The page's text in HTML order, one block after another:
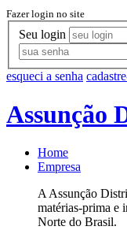
Fazer login no site
Seu login
esqueci a senha
Assunção
Home
Empresa
A Assunção
matérias-prima e
Norte do Brasil.